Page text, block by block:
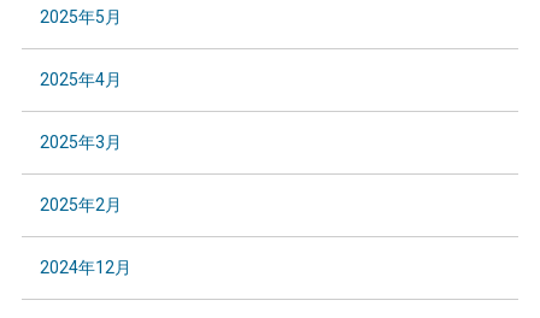
2025年5月
2025年4月
2025年3月
2025年2月
2024年12月